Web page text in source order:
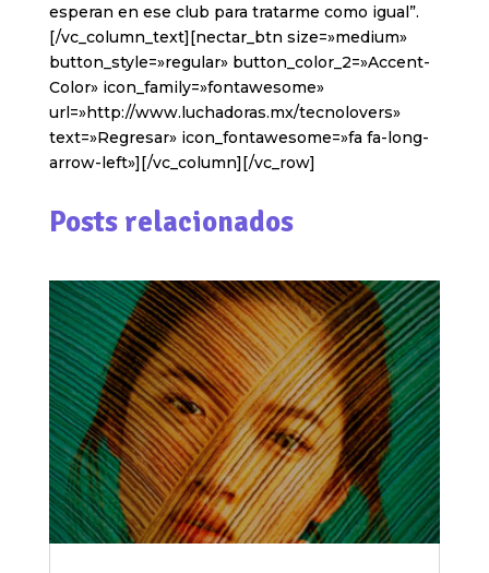
esperan en ese club para tratarme como igual”.
[/vc_column_text][nectar_btn size=»medium»
button_style=»regular» button_color_2=»Accent-
Color» icon_family=»fontawesome»
url=»http://www.luchadoras.mx/tecnolovers»
text=»Regresar» icon_fontawesome=»fa fa-long-
arrow-left»][/vc_column][/vc_row]
Posts relacionados